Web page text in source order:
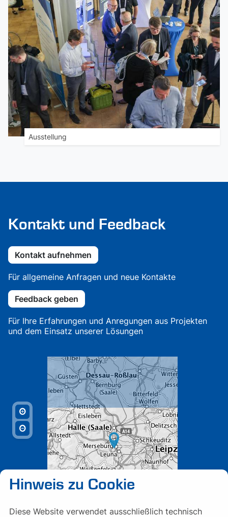
Hinweis zu Cookie
Diese Website verwendet ausschließlich technisch
Ausstellung
Kontakt und Feedback
Kontakt aufnehmen
Für allgemeine Anfragen und neue Kontakte
Feedback geben
Für Ihre Erfahrungen und Anregungen aus Projekten
und dem Einsatz unserer Lösungen